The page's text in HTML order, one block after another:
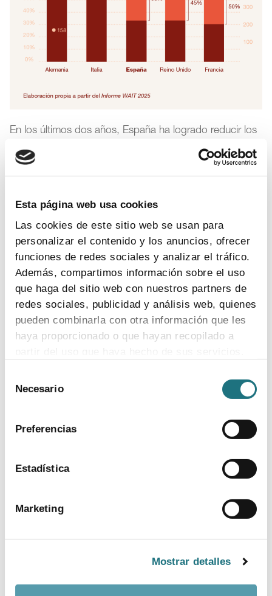
Esta página web usa cookies
Las cookies de este sitio web se usan para
personalizar el contenido y los anuncios, ofrecer
funciones de redes sociales y analizar el tráfico.
Además, compartimos información sobre el uso
que haga del sitio web con nuestros partners de
redes sociales, publicidad y análisis web, quienes
pueden combinarla con otra información que les
haya proporcionado o que hayan recopilado a
Para más información puede acceder a nuestra
Necesario
Preferencias
Estadística
Marketing
Mostrar detalles
En los últimos dos años, España ha logrado reducir los
disponibilidad en 7 puntos, aunque ha mantenido las